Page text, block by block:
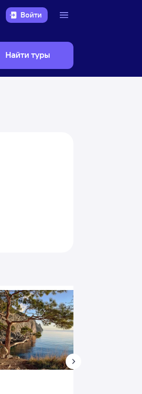
Войти
Найти туры